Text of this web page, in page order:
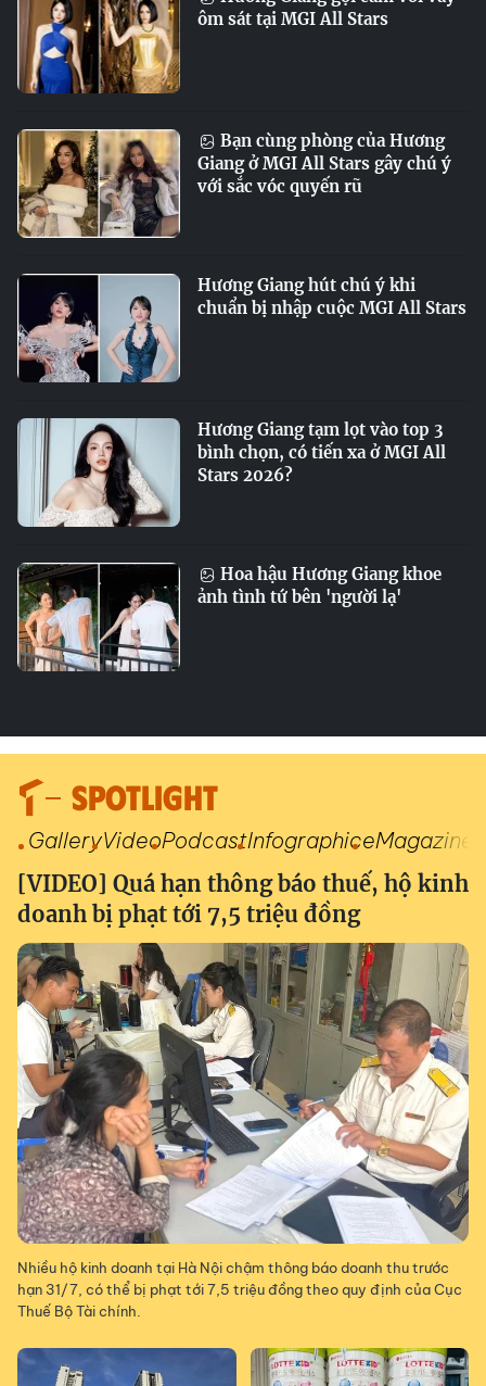
ôm sát tại MGI All Stars
Bạn cùng phòng của Hương
Giang ở MGI All Stars gây chú ý
với sắc vóc quyến rũ
Hương Giang hút chú ý khi
chuẩn bị nhập cuộc MGI All Stars
Hương Giang tạm lọt vào top 3
bình chọn, có tiến xa ở MGI All
Stars 2026?
Hoa hậu Hương Giang khoe
ảnh tình tứ bên 'người lạ'
SPOTLIGHT
GalleryVideoPodcastInfographiceMagazine
[VIDEO] Quá hạn thông báo thuế, hộ kinh
doanh bị phạt tới 7,5 triệu đồng
Nhiều hộ kinh doanh tại Hà Nội chậm thông báo doanh thu trước
hạn 31/7, có thể bị phạt tới 7,5 triệu đồng theo quy định của Cục
Thuế Bộ Tài chính.